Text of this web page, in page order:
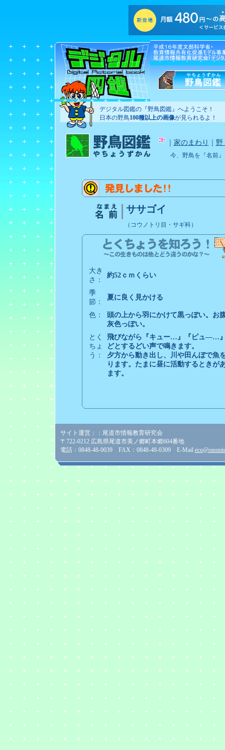
デジタル図鑑の『野鳥図鑑』へようこそ！
日本の野鳥100種以上の画像が見られるよ！
｜ 家のまわり ｜
今、野鳥を『名前
ササゴイ
（コウノトリ目・サギ科）
大き
さ：
約52ｃｍくらい
季
節：
夏に良く見かける
色：
頭の上から羽にかけて黒っぽい。お
灰色っぽい。
とく
ちょ
う：
飛びながら『キュー…』『ピュ―…
どとするどい声で鳴きます。
夕方から動き出し、川や田んぼで魚
ります。たまに昼に活動するときが
ます。
サイト運営：：尾道市情報教育研究会
〒722-0212 広島県尾道市美ノ郷町本郷604番地
電話：0848-48-0039 FAX：0848-48-0309 E-Mail